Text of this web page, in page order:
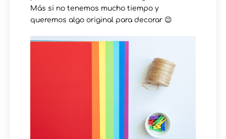
Más si no tenemos mucho tiempo y
queremos algo original para decorar 😉